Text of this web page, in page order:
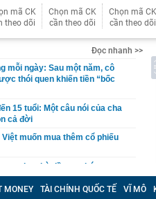
mã CK
theo dõi
Chọn mã CK
cần theo dõi
Chọn mã CK
cần theo dõi
Đọc nhanh >>
mỗi ngày: Sau một năm, cô
thói quen khiến tiền “bốc
15 tuổi: Một câu nói của cha
cả đời
muốn mua thêm cổ phiếu
cho nhà đầu tư chứng
hơn Vingroup, Petrolimex,
MONEY TÀI CHÍNH QUỐC TẾ VĨ MÔ